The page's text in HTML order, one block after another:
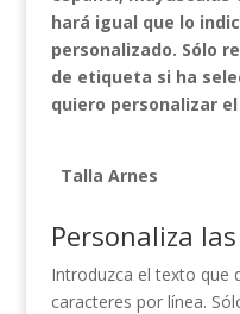
hará igual que lo
personalizado. Sólo
de etiqueta si ha
quiero personalizar
Talla Arnes
Personaliza
Introduzca el texto que
caracteres por línea.